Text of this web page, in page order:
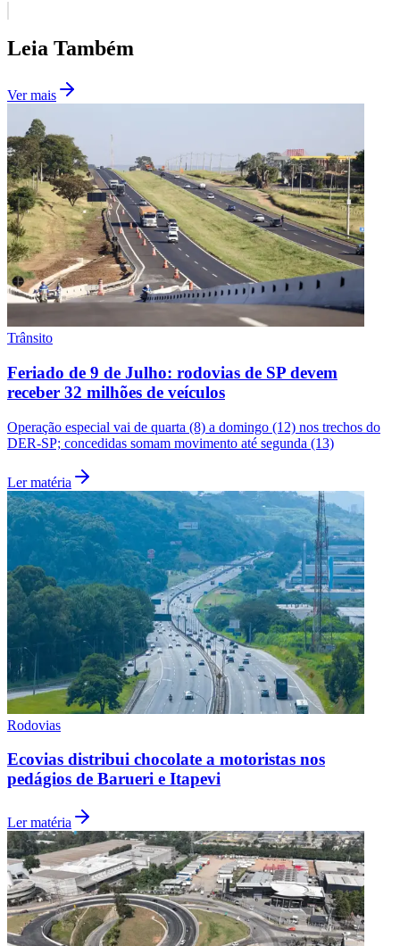
Flamengo
Leia Também
Ver mais
Trânsito
Feriado de 9 de Julho: rodovias de SP devem
receber 32 milhões de veículos
Operação especial vai de quarta (8) a domingo (12) nos trechos do
DER-SP; concedidas somam movimento até segunda (13)
Ler matéria
Rodovias
Ecovias distribui chocolate a motoristas nos
pedágios de Barueri e Itapevi
Ler matéria